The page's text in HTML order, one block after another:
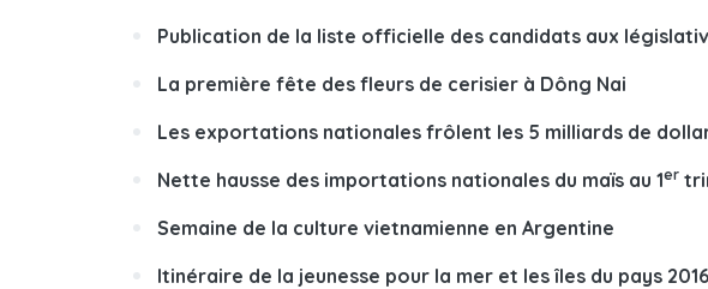
Publication de la liste officielle des candidats aux
La première fête des fleurs de cerisier à Dông Nai
Les exportations nationales frôlent les 5 milliards de
Nette hausse des importations nationales du maïs au 1er
Semaine de la culture vietnamienne en Argentine
Itinéraire de la jeunesse pour la mer et les îles du pays 2016